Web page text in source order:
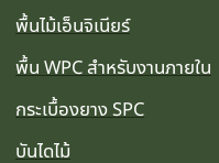
พื้นไม้เอ็นจิเนียร์
พื้น WPC สำหรับงานภายใน
กระเบื้องยาง SPC
บันไดไม้